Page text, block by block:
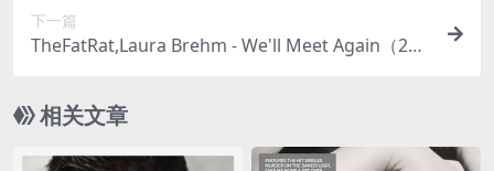
下一篇
TheFatRat,Laura Brehm - We'll Meet Again（202
相关文章